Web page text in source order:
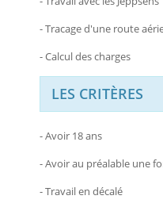
- Tracage d'une route
- Calcul des charges
LES CRITÈRES
- Avoir 18 ans
- Avoir au préalable une
- Travail en décalé